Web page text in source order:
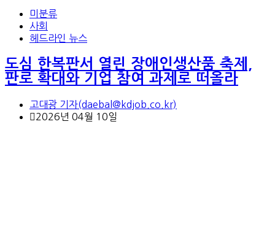
미분류
사회
헤드라인 뉴스
도심 한복판서 열린 장애인생산품 축제,
판로 확대와 기업 참여 과제로 떠올라
고대광 기자(daebal@kdjob.co.kr)
2026년 04월 10일